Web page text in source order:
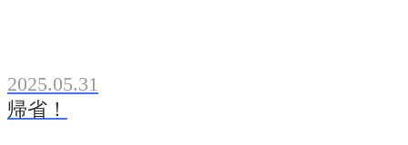
2025.05.31
帰省！